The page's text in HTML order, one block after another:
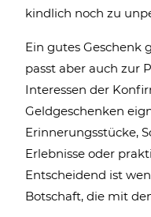
kindlich noch zu
Ein gutes Geschenk
passt aber auch zur
Interessen der
Geldgeschenken
Erinnerungsstücke,
Erlebnisse oder
Entscheidend ist
Botschaft, die mit